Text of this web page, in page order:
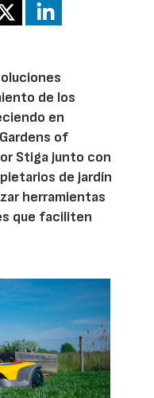
de los
en
of
Stiga junto con
de jardín
herramientas
que faciliten